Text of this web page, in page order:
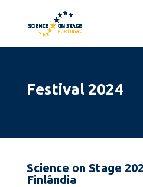
Festival 2024
Science on Stage
Finlândia